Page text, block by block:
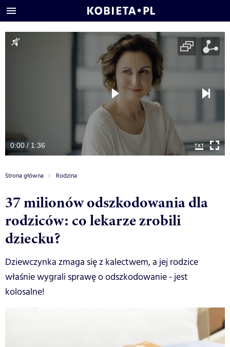
0:00 / 1:36
Strona główna Rodzina
37 milionów odszkodowania dla
rodziców: co lekarze zrobili
dziecku?
Dziewczynka zmaga się z kalectwem, a jej rodzice
właśnie wygrali sprawę o odszkodowanie - jest
kolosalne!